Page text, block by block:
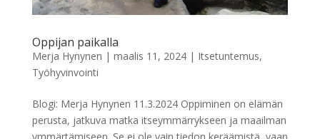
Oppijan paikalla
Merja Hynynen | maalis 11, 2024| Itsetuntemus,
Työhyvinvointi
Blogi: Merja Hynynen 11.3.2024 Oppiminen on elämän
perusta, jatkuva matka itseymmärrykseen ja maailman
ymmärtämiseen. Se ei ole vain tiedon keräämistä, vaan